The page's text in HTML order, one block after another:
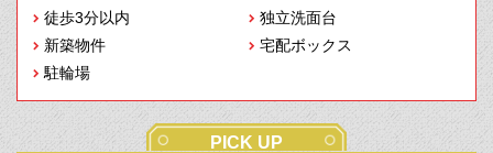
徒歩3分以内
独立洗面台
新築物件
宅配ボックス
駐輪場
PICK UP